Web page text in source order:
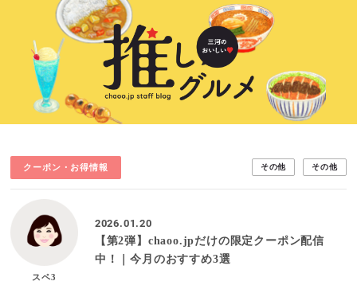
クーポン・お得情報 その他 その他
スペ3
2026.01.20
【第2弾】chaoo.jpだけの限定クーポン配信
中！｜今月のおすすめ3選